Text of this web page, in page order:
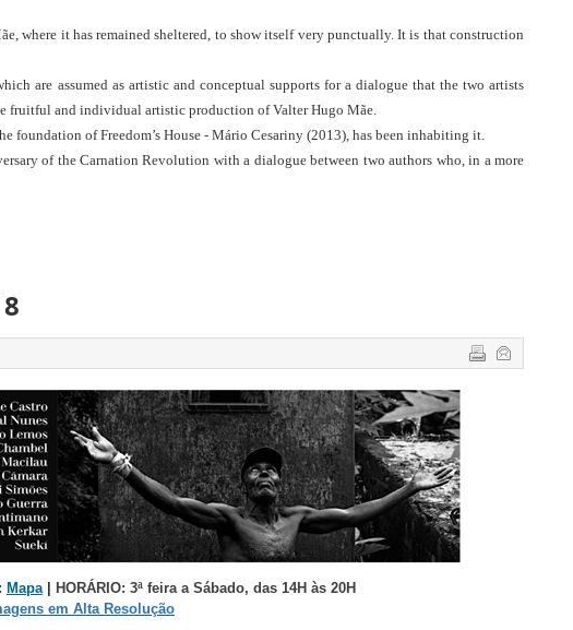
where it has remained sheltered, to show itself very punctually. It is that construction
are assumed as artistic and conceptual supports for a dialogue that the two artists
fruitful and individual artistic production of Valter Hugo Mãe.
foundation of Freedom’s House - Mário Cesariny (2013), has been inhabiting it.
of the Carnation Revolution with a dialogue between two authors who, in a more
Mapa| HORÁRIO: 3ª feira a Sábado, das 14H às 20H
em Alta Resolução